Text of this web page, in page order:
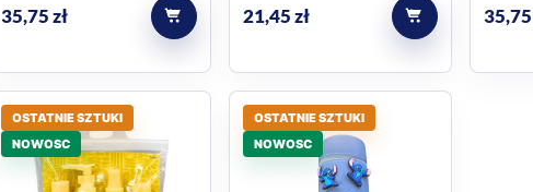
35,75zł 21,45zł 35,75
OSTATNIE SZTUKI
NOWOSC
OSTATNIE SZTUKI
NOWOSC